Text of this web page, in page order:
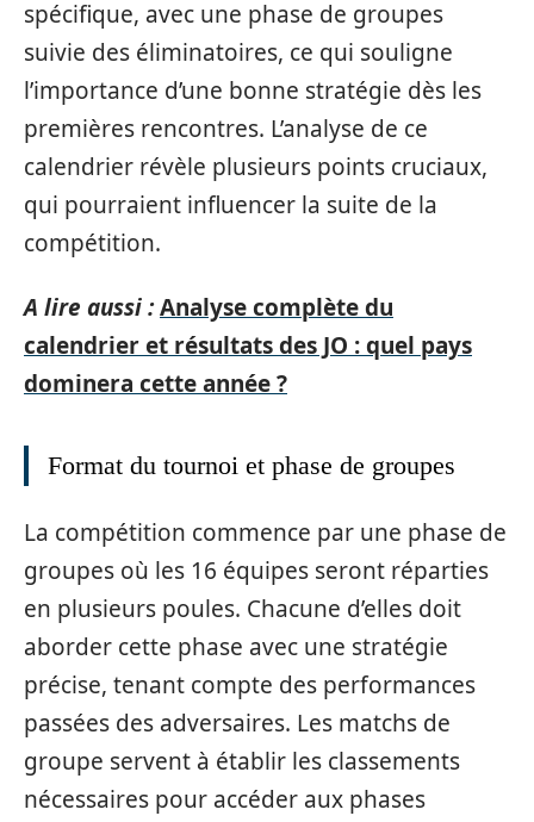
spécifique, avec une phase de groupes
suivie des éliminatoires, ce qui souligne
l’importance d’une bonne stratégie dès les
premières rencontres. L’analyse de ce
calendrier révèle plusieurs points cruciaux,
qui pourraient influencer la suite de la
compétition.
A lire aussi :Analyse complète du
calendrier et résultats des JO : quel pays
dominera cette année ?
Format du tournoi et phase de groupes
La compétition commence par une phase de
groupes où les 16 équipes seront réparties
en plusieurs poules. Chacune d’elles doit
aborder cette phase avec une stratégie
précise, tenant compte des performances
passées des adversaires. Les matchs de
groupe servent à établir les classements
nécessaires pour accéder aux phases